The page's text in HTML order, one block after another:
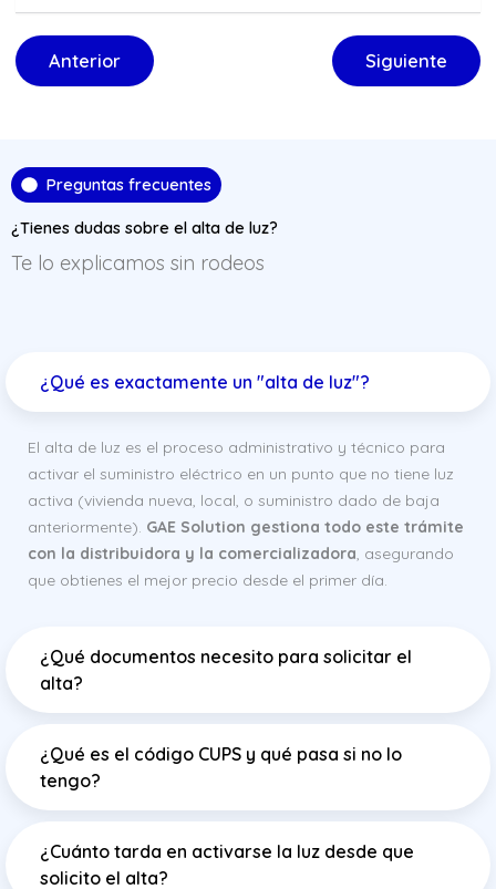
Anterior Siguiente
Preguntas frecuentes
¿Tienes dudas sobre el alta de luz?
Te lo explicamos sin rodeos
¿Qué es exactamente un "alta de luz"?
El alta de luz es el proceso administrativo y técnico para
activar el suministro eléctrico en un punto que no tiene luz
activa (vivienda nueva, local, o suministro dado de baja
anteriormente). GAE Solution gestiona todo este trámite
con la distribuidora y la comercializadora, asegurando
que obtienes el mejor precio desde el primer día.
¿Qué documentos necesito para solicitar el
alta?
¿Qué es el código CUPS y qué pasa si no lo
tengo?
¿Cuánto tarda en activarse la luz desde que
solicito el alta?